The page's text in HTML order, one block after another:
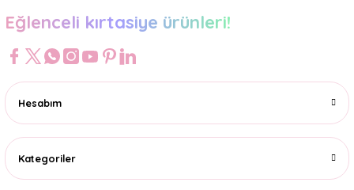
Eğlenceli kırtasiye ürünleri!
Hesabım
Kategoriler